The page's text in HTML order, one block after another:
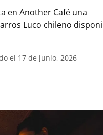
en Another Café una
Luco chileno
el 17 de junio, 2026